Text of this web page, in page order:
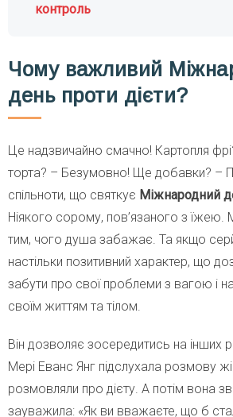
контроль
Чому важливий
день проти дієти?
Це надзвичайно смачно! Картопля
торта? – Безумовно! Ще добавки? –
спільноти, що святкує Міжнародний
Ніякого сорому, пов’язаного з
тим, чого душа забажає. Та якщо
настільки позитивний характер, що
забути про свої проблеми з вагою і
своїм життям та тілом.
Він дозволяє зосередитись на інших
Мері Еванс Янг підслухала розмову
розмовляли про дієту. А потім вона
зауважила: «Як ви вважаєте, що б